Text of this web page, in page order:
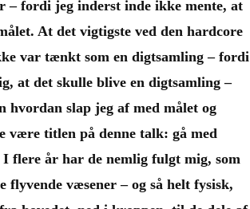
– fordi jeg inderst inde ikke mente, at
At det vigtigste ved den hardcore
var tænkt som en digtsamling – fordi
at det skulle blive en digtsamling –
hvordan slap jeg af med målet og
være titlen på denne talk: gå med
I flere år har de nemlig fulgt mig, som
væsener – og så helt fysisk,